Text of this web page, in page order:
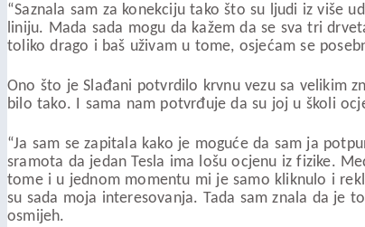
“Saznala sam za konekciju tako što su ljudi iz više
liniju. Mada sada mogu da kažem da se sva tri
toliko drago i baš uživam u tome, osjećam se
Ono što je Slađani potvrdilo krvnu vezu sa velikim
bilo tako. I sama nam potvrđuje da su joj u školi
“Ja sam se zapitala kako je moguće da sam ja
sramota da jedan Tesla ima lošu ocjenu iz fizike.
tome i u jednom momentu mi je samo kliknulo i
su sada moja interesovanja. Tada sam znala da je
osmijeh.